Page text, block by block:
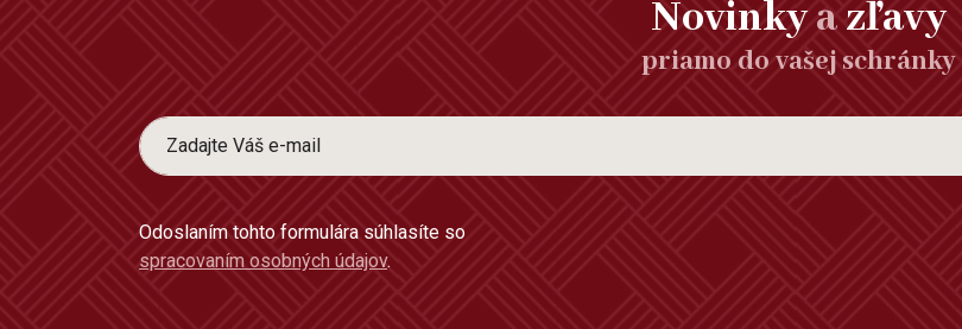
Novinkyazľavy
priamo do vašej schránky
Odoslaním tohto formulára súhlasíte so
spracovaním osobných údajov.